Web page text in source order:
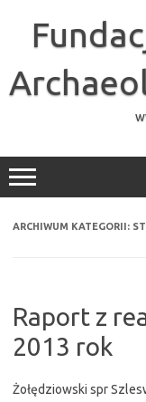
ARCHIWUM KATEGORII:
Raport z
2013 rok
Żołędziowski spr